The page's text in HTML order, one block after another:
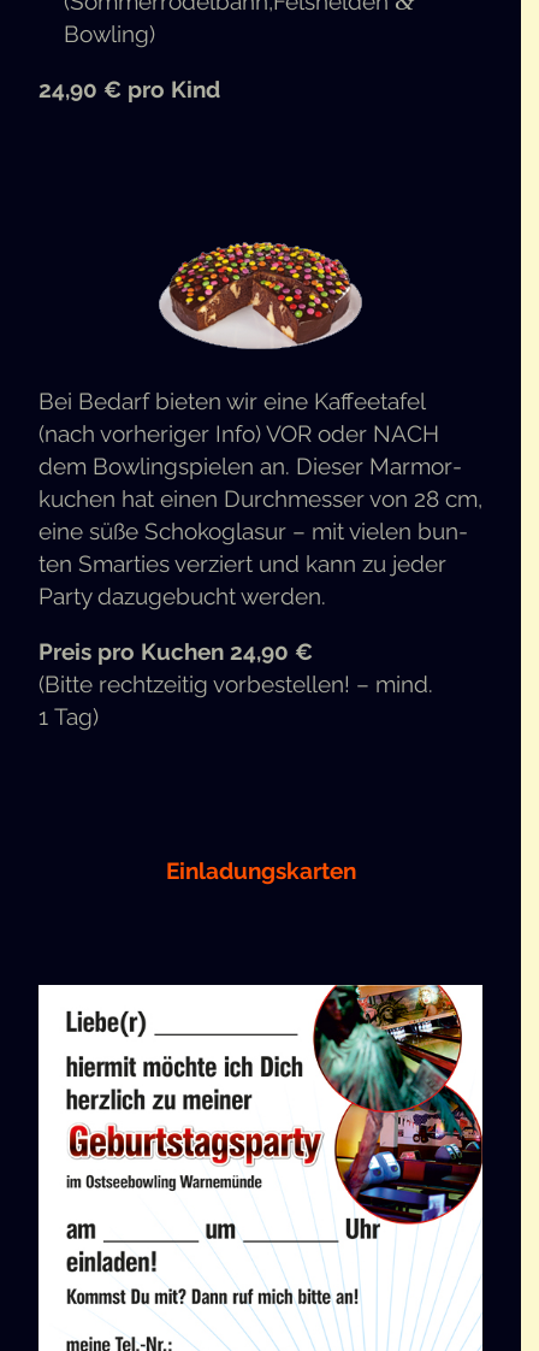
Bowling)
24,90 € pro Kind
Bei Bedarf bie­ten wir eine Kaf­fee­ta­fel
(nach vor­he­ri­ger Info)VOR oder NACH
dem Bow­ling­spie­len an. Die­ser Mar­mor­
ku­chen hat einen Durch­mes­ser von 28 cm,
eine süße Scho­ko­gla­sur – mit vie­len bun­
ten Smar­ties ver­ziert und kann zu jeder
Par­ty dazu­ge­bucht werden.
Preis pro Kuchen 24,90 €
(Bit­te recht­zei­tig vor­be­stel­len! – mind.
1 Tag)
Ein­la­dungs­kar­ten